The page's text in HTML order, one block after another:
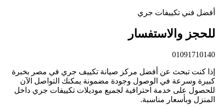
أفضل فني تكييفات جري
للحجز والاستفسار
01091710140
إذا كنت تبحث عن أفضل مركز صيانة تكييف جري في مصر بخبرة
كبيرة وسرعة في الوصول وجودة مضمونة يمكنك التواصل الآن
للحصول على خدمة احترافية لجميع موديلات تكييفات جري داخل
المنزل وبأسعار مناسبة.